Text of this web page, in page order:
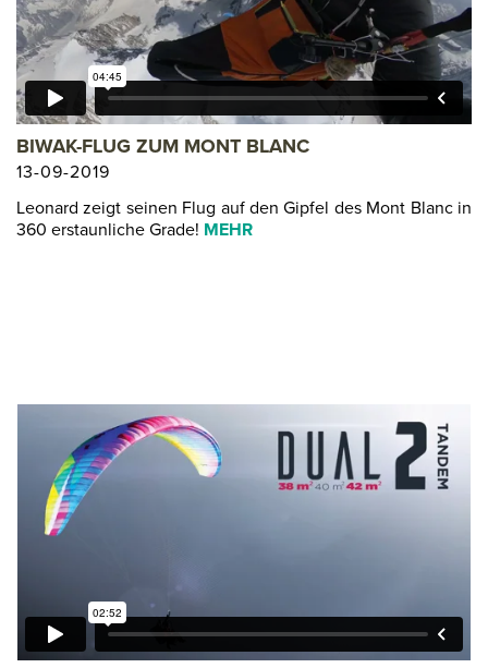
BIWAK-FLUG ZUM MONT BLANC
13-09-2019
Leonard zeigt seinen Flug auf den Gipfel des Mont Blanc in
360 erstaunliche Grade! MEHR